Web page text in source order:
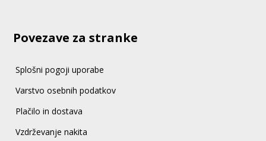
Povezave za stranke
Splošni pogoji uporabe
Varstvo osebnih podatkov
Plačilo in dostava
Vzdrževanje nakita